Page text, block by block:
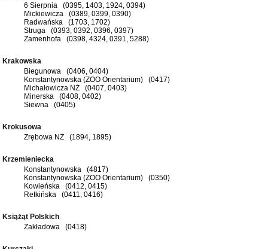
6 Sierpnia (0395, 1403, 1924, 0394)
Mickiewicza (0389, 0399, 0390)
Radwańska (1703, 1702)
Struga (0393, 0392, 0396, 0397)
Zamenhofa (0398, 4324, 0391, 5288)
Krakowska
Biegunowa (0406, 0404)
Konstantynowska (ZOO Orientarium) (0417)
Michałowicza NŻ (0407, 0403)
Minerska (0408, 0402)
Siewna (0405)
Krokusowa
Zrębowa NŻ (1894, 1895)
Krzemieniecka
Konstantynowska (4817)
Konstantynowska (ZOO Orientarium) (0350)
Kowieńska (0412, 0415)
Retkińska (0411, 0416)
Książąt Polskich
Zakładowa (0418)